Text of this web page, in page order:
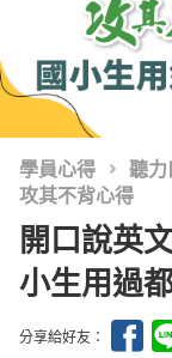
學員心得 聽力
攻其不背心得
開口說英
小生用過
分享給好友：